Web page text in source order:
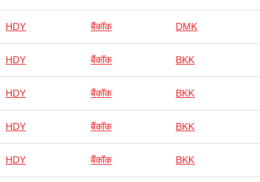
HDY बैंकॉक DMK
HDY बैंकॉक BKK
HDY बैंकॉक BKK
HDY बैंकॉक BKK
HDY बैंकॉक BKK